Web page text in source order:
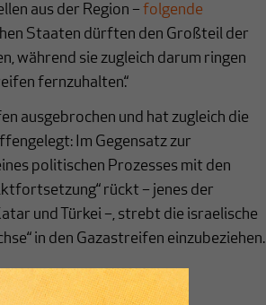
aus der Region – folgende
Staaten dürften den Großteil der
während sie zugleich darum ringen
fernzuhalten.“
ausgebrochen und hat zugleich die
Im Gegensatz zur
politischen Prozesses mit den
rückt – jenes der
und Türkei –, strebt die israelische
in den Gazastreifen einzubeziehen.